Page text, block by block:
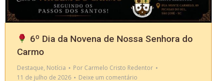
6º Dia da Novena de Nossa Senhora do
Carmo
Destaque, Notícia Por Carmelo Cristo Redentor
11 de julho de 2026
Deixe um comentário